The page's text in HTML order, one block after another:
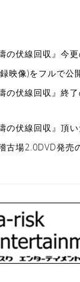
の伏線回収』今
映像)をフルで公
の伏線回収』終
の伏線回収』頂
古場2.0DVD発売